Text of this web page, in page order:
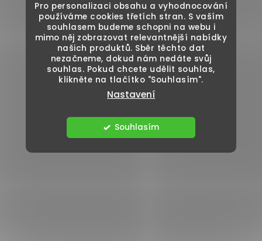
Pro personalizaci obsahu a vyhodnocování
používáme cookies třetích stran. S vaším
souhlasem budeme schopni na webu i
mimo něj zobrazovat relevantnější nabídky
našich produktů. Sběr těchto dat
nezačneme, dokud nám nedáte svůj
souhlas. Pokud chcete udělit souhlas,
klikněte na tlačítko "Souhlasím".
Nastavení
Souhlasím